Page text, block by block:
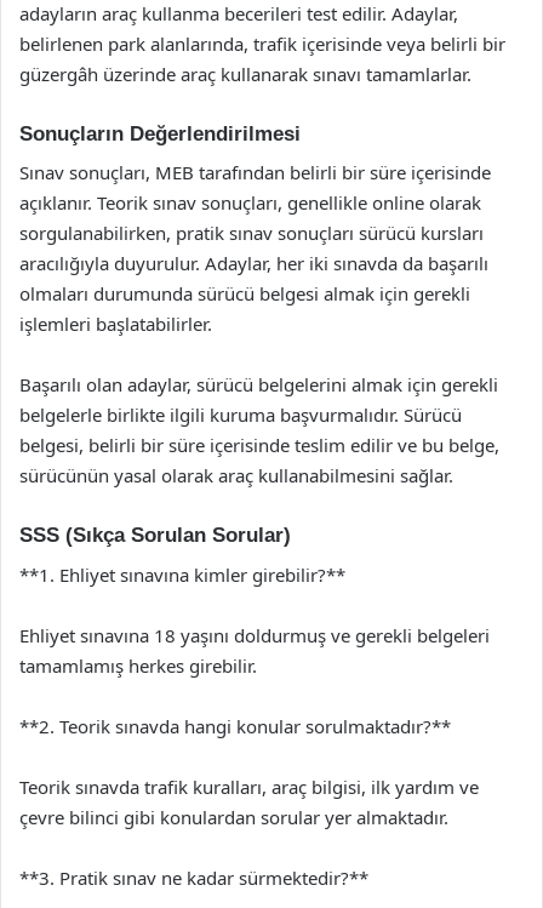
adayların araç kullanma becerileri test edilir. Adaylar,
belirlenen park alanlarında, trafik içerisinde veya belirli bir
güzergâh üzerinde araç kullanarak sınavı tamamlarlar.
Sonuçların Değerlendirilmesi
Sınav sonuçları, MEB tarafından belirli bir süre içerisinde
açıklanır. Teorik sınav sonuçları, genellikle online olarak
sorgulanabilirken, pratik sınav sonuçları sürücü kursları
aracılığıyla duyurulur. Adaylar, her iki sınavda da başarılı
olmaları durumunda sürücü belgesi almak için gerekli
işlemleri başlatabilirler.
Başarılı olan adaylar, sürücü belgelerini almak için gerekli
belgelerle birlikte ilgili kuruma başvurmalıdır. Sürücü
belgesi, belirli bir süre içerisinde teslim edilir ve bu belge,
sürücünün yasal olarak araç kullanabilmesini sağlar.
SSS (Sıkça Sorulan Sorular)
**1. Ehliyet sınavına kimler girebilir?**
Ehliyet sınavına 18 yaşını doldurmuş ve gerekli belgeleri
tamamlamış herkes girebilir.
**2. Teorik sınavda hangi konular sorulmaktadır?**
Teorik sınavda trafik kuralları, araç bilgisi, ilk yardım ve
çevre bilinci gibi konulardan sorular yer almaktadır.
**3. Pratik sınav ne kadar sürmektedir?**